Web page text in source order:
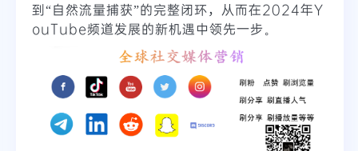
到“自然流量捕获”的完整闭环，从而在2024年Y
ouTube频道发展的新机遇中领先一步。